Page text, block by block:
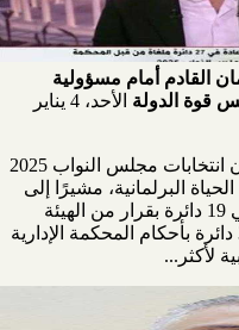
القادم أمام مسؤولية
قوة الدولة
الأحد، 4 يناير
قال الكاتب الصحفي محسن البديوي، إن انتخابات مجلس النواب 2025
البرلمانية، مشيرًا إلى
أنها شهدت لأول مرة إلغاء الانتخابات في 19 دائرة بقرار من الهيئة
الوطنية للانتخابات، وبطلان انتخابات 30 دائرة بأحكام المحكمة الإدارية
لأكثر...